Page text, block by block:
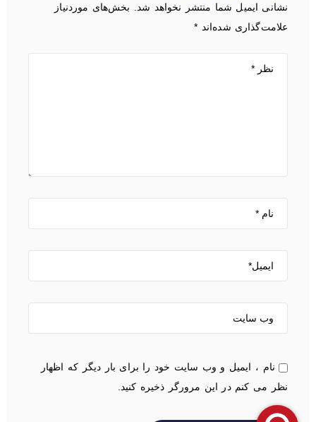
نشانی ایمیل شما منتشر نخواهد شد. بخش‌های موردنیاز
علامت‌گذاری شده‌اند *
نام ، ایمیل و وب سایت خود را برای بار دیگر که اظهار
نظر می کنم در این مرورگر ذخیره کنید.